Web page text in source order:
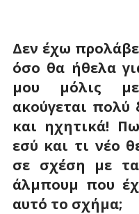
Δεν έχω
όσο θα ήθελα
μου μόλις
ακούγεται πολύ
και ηχητικά!
εσύ και τι νέο
σε σχέση με
άλμπουμ που
αυτό το σχήμα;